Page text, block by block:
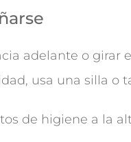
adelante o girar
usa una silla
de higiene a la